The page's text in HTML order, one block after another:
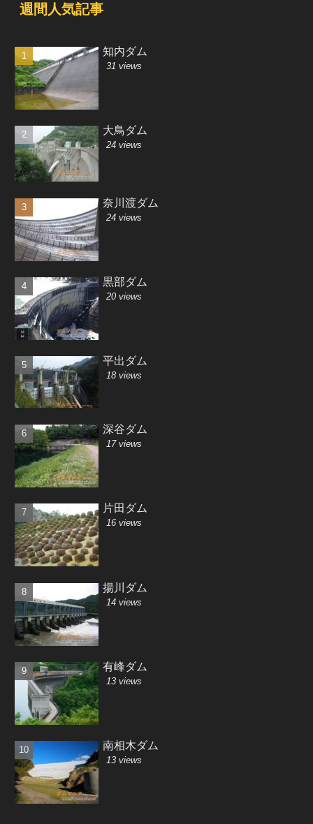
週間人気記事
知内ダム
31 views
大鳥ダム
24 views
奈川渡ダム
24 views
黒部ダム
20 views
平出ダム
18 views
深谷ダム
17 views
片田ダム
16 views
揚川ダム
14 views
有峰ダム
13 views
南相木ダム
13 views